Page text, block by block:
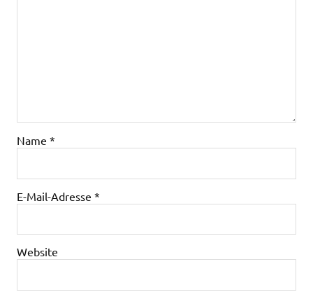
Name *
E-Mail-Adresse *
Website